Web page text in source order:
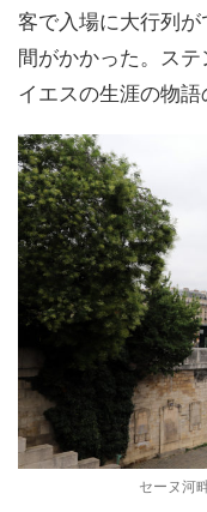
客で入場に大行列
間がかかった。ステ
イエスの生涯の物語
セーヌ河